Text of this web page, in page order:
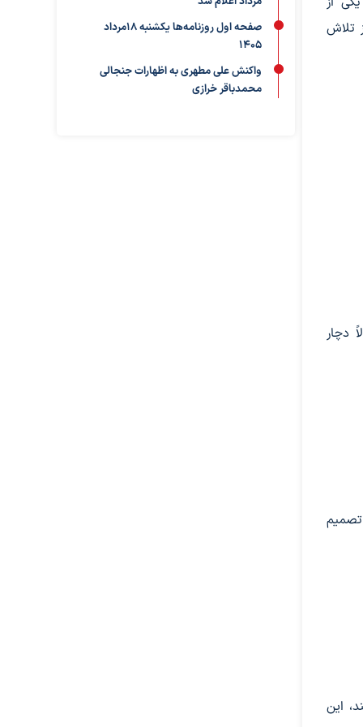
تلاش
دچار
این
صفحه اول روزنامه‌ها یکشنبه 18مرداد
1405
واکنش علی مطهری به اظهارات جنجالی
محمدباقر خرازی